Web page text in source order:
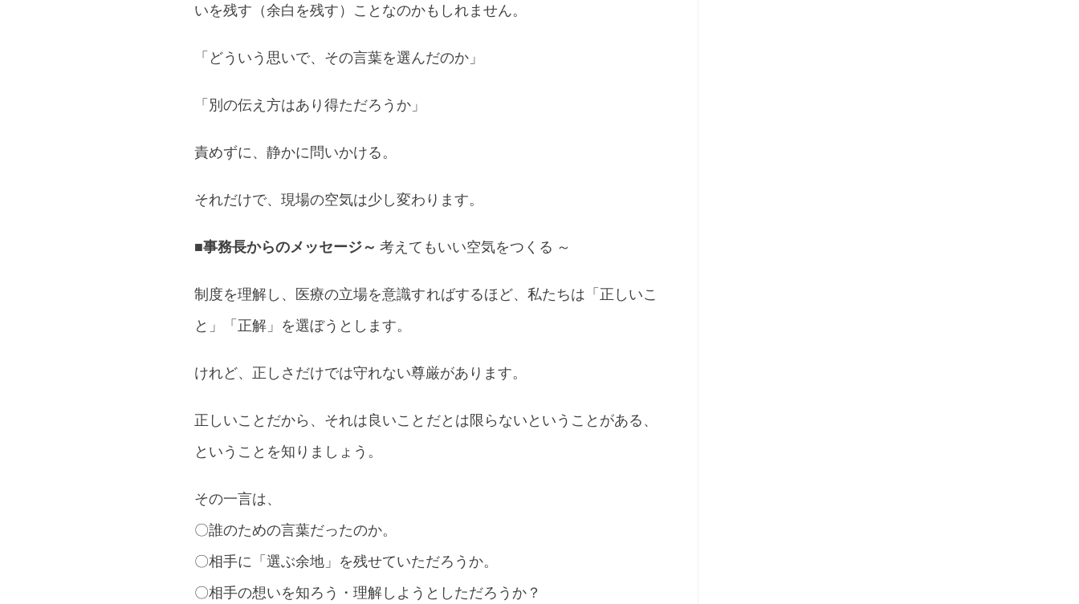
いを残す（余白を残す）ことなのかもしれません。
「どういう思いで、その言葉を選んだのか」
「別の伝え方はあり得ただろうか」
責めずに、静かに問いかける。
それだけで、現場の空気は少し変わります。
■事務長からのメッセージ～ 考えてもいい空気をつくる ～
制度を理解し、医療の立場を意識すればするほど、私たちは「正しいこ
と」「正解」を選ぼうとします。
けれど、正しさだけでは守れない尊厳があります。
正しいことだから、それは良いことだとは限らないということがある、
ということを知りましょう。
その一言は、
〇誰のための言葉だったのか。
〇相手に「選ぶ余地」を残せていただろうか。
〇相手の想いを知ろう・理解しようとしただろうか？